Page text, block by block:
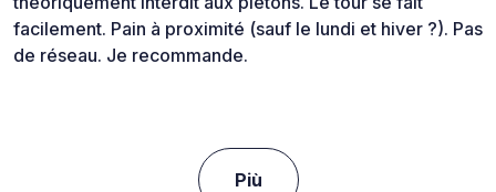
facilement. Pain à proximité (sauf le lundi et hiver ?). Pas
de réseau. Je recommande.
Più